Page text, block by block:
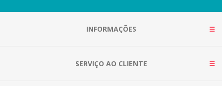
INFORMAÇÕES
SERVIÇO AO CLIENTE